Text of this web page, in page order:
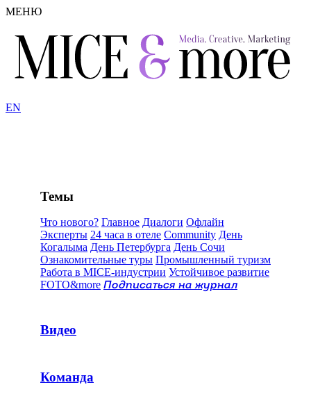
МЕНЮ
EN
Темы
Что нового? Главное Диалоги Офлайн
Эксперты 24 часа в отеле Community День
Когалыма День Петербурга День Сочи
Ознакомительные туры Промышленный туризм
Работа в MICE-индустрии Устойчивое развитие
FOTO&more Подписаться на журнал
Видео
Команда